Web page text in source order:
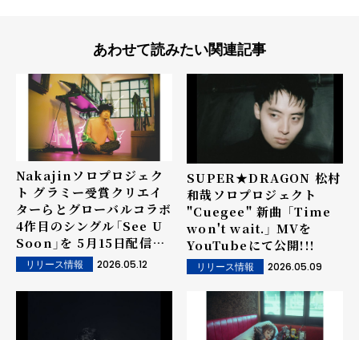
あわせて読みたい関連記事
Nakajinソロプロジェク
ト グラミー受賞クリエイ
ターらとグローバルコラボ
4作目のシングル「See U
Soon」を 5月15日配信リ
リース決定！
リリース情報 2026.05.12
SUPER★DRAGON 松村
和哉ソロプロジェクト
"Cuegee" 新曲 「Time
won't wait.」 MVを
YouTubeにて公開!!!
リリース情報 2026.05.09